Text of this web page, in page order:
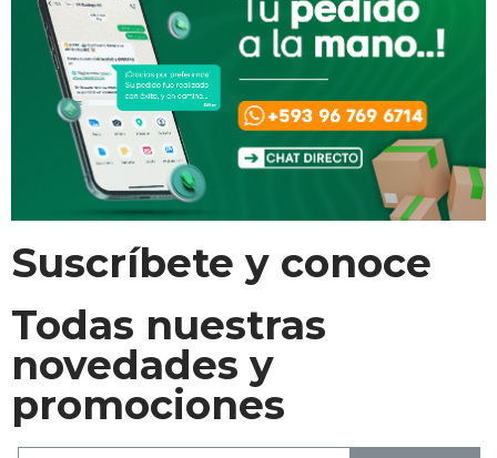
Suscríbete y conoce
Todas nuestras
novedades y
promociones